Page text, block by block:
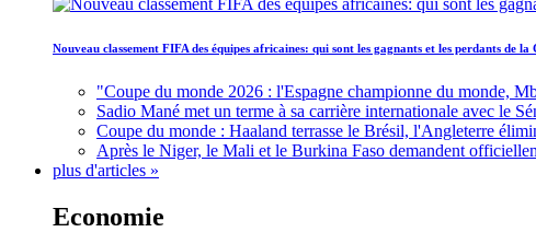
Nouveau classement FIFA des équipes africaines: qui sont les gagnants et les perdants de la
"Coupe du monde 2026 : l'Espagne championne du monde,
Sadio Mané met un terme à sa carrière internationale avec le
Coupe du monde : Haaland terrasse le Brésil, l'Angleterre
Après le Niger, le Mali et le Burkina Faso demandent
plus d'articles »
Economie